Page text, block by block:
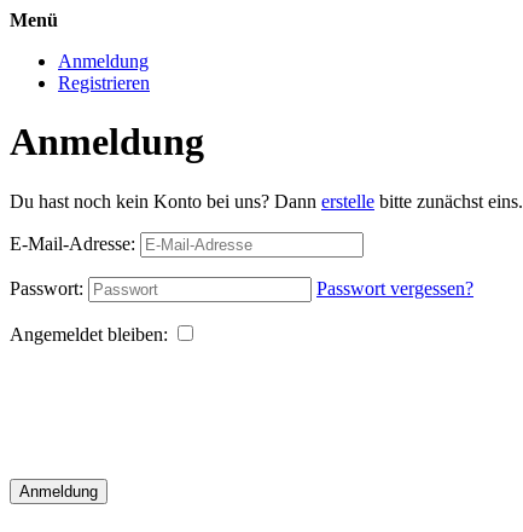
Menü
Anmeldung
Registrieren
Anmeldung
Du hast noch kein Konto bei uns? Dann erstelle bitte zunächst eins.
E-Mail-Adresse:
Passwort: Passwort vergessen?
Angemeldet bleiben:
Anmeldung